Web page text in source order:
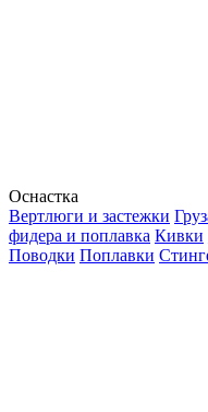
Оснастка
Вертлюги и застежки
фидера и поплавка Кивки
Поводки Поплавки